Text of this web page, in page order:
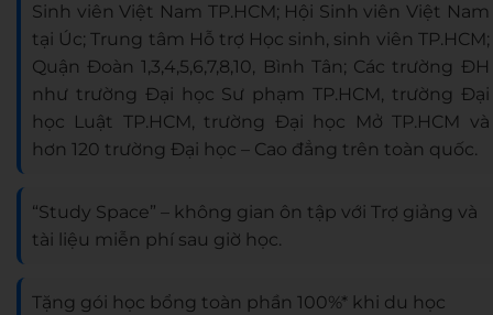
Sinh viên Việt Nam TP.HCM; Hội Sinh viên Việt Nam
tại Úc; Trung tâm Hỗ trợ Học sinh, sinh viên TP.HCM;
Quận Đoàn 1,3,4,5,6,7,8,10, Bình Tân; Các trường ĐH
như trường Đại học Sư phạm TP.HCM, trường Đại
học Luật TP.HCM, trường Đại học Mở TP.HCM và
hơn 120 trường Đại học – Cao đẳng trên toàn quốc.
“Study Space” – không gian ôn tập với Trợ giảng và
tài liệu miễn phí sau giờ học.
Tặng gói học bổng toàn phần 100%* khi du học